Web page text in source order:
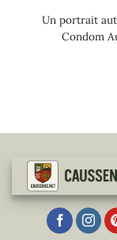
Un portrait
Condom